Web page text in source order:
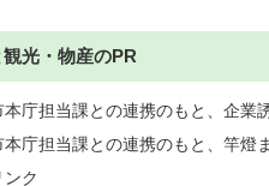
光・物産のPR
本庁担当課との連携のもと、企業
本庁担当課との連携のもと、竿燈
ンク